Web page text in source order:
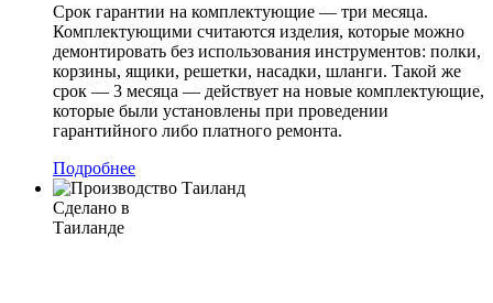
Срок гарантии на комплектующие — три месяца.
Комплектующими считаются изделия, которые можно
демонтировать без использования инструментов: полки,
корзины, ящики, решетки, насадки, шланги. Такой же
срок — 3 месяца — действует на новые комплектующие,
которые были установлены при проведении
гарантийного либо платного ремонта.
Подробнее
Сделано в
Таиланде